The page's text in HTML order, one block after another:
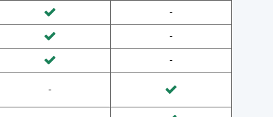
Wordt gedaan door Belsimpel Wordt niet gedaan door Provider
-
Wordt gedaan door Belsimpel Wordt niet gedaan door Provider
-
Wordt gedaan door Belsimpel Wordt niet gedaan door Provider
-
Wordt niet gedaan door Belsimpel
- Wordt gedaan door Provider